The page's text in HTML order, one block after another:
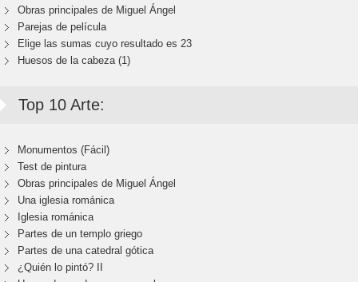
Obras principales de Miguel Ángel
Parejas de película
Elige las sumas cuyo resultado es 23
Huesos de la cabeza (1)
Top 10 Arte:
Monumentos (Fácil)
Test de pintura
Obras principales de Miguel Ángel
Una iglesia románica
Iglesia románica
Partes de un templo griego
Partes de una catedral gótica
¿Quién lo pintó? II